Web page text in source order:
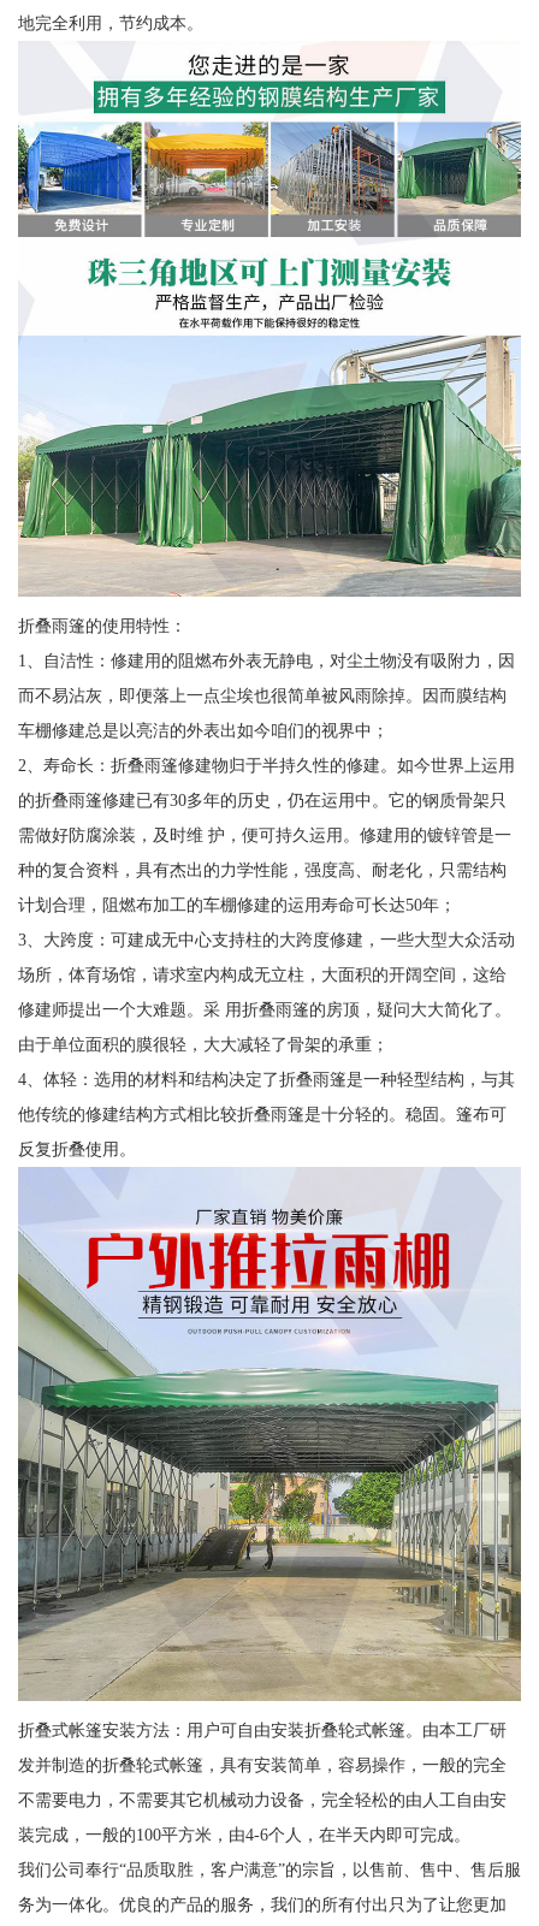
地完全利用，节约成本。
折叠雨篷的使用特性：
1、自洁性：修建用的阻燃布外表无静电，对尘土物没有吸附力，因
而不易沾灰，即便落上一点尘埃也很简单被风雨除掉。因而膜结构
车棚修建总是以亮洁的外表出如今咱们的视界中；
2、寿命长：折叠雨篷修建物归于半持久性的修建。如今世界上运用
的折叠雨篷修建已有30多年的历史，仍在运用中。它的钢质骨架只
需做好防腐涂装，及时维 护，便可持久运用。修建用的镀锌管是一
种的复合资料，具有杰出的力学性能，强度高、耐老化，只需结构
计划合理，阻燃布加工的车棚修建的运用寿命可长达50年；
3、大跨度：可建成无中心支持柱的大跨度修建，一些大型大众活动
场所，体育场馆，请求室内构成无立柱，大面积的开阔空间，这给
修建师提出一个大难题。采 用折叠雨篷的房顶，疑问大大简化了。
由于单位面积的膜很轻，大大减轻了骨架的承重；
4、体轻：选用的材料和结构决定了折叠雨篷是一种轻型结构，与其
他传统的修建结构方式相比较折叠雨篷是十分轻的。稳固。篷布可
反复折叠使用。
折叠式帐篷安装方法：用户可自由安装折叠轮式帐篷。由本工厂研
发并制造的折叠轮式帐篷，具有安装简单，容易操作，一般的完全
不需要电力，不需要其它机械动力设备，完全轻松的由人工自由安
装完成，一般的100平方米，由4-6个人，在半天内即可完成。
我们公司奉行“品质取胜，客户满意”的宗旨，以售前、售中、售后服
务为一体化。优良的产品的服务，我们的所有付出只为了让您更加